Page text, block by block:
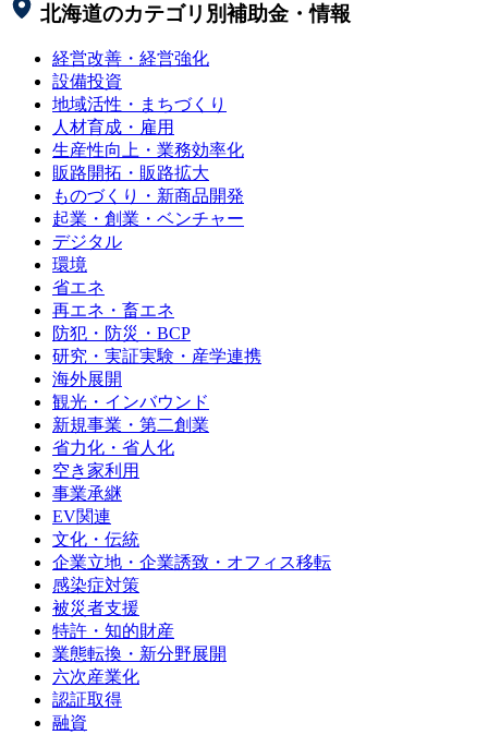
北海道のカテゴリ別補助金・情報
経営改善・経営強化
設備投資
地域活性・まちづくり
人材育成・雇用
生産性向上・業務効率化
販路開拓・販路拡大
ものづくり・新商品開発
起業・創業・ベンチャー
デジタル
環境
省エネ
再エネ・畜エネ
防犯・防災・BCP
研究・実証実験・産学連携
海外展開
観光・インバウンド
新規事業・第二創業
省力化・省人化
空き家利用
事業承継
EV関連
文化・伝統
企業立地・企業誘致・オフィス移転
感染症対策
被災者支援
特許・知的財産
業態転換・新分野展開
六次産業化
認証取得
融資